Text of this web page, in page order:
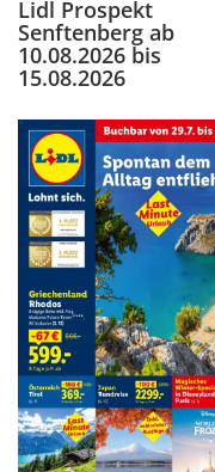
Lidl Prospekt
Senftenberg ab
10.08.2026 bis
15.08.2026